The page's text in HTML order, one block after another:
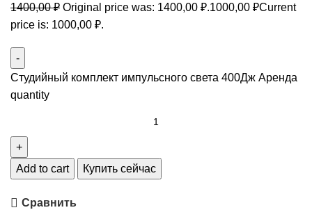
1400,00₽ Original price was: 1400,00 ₽.1000,00 ₽Current
price is: 1000,00 ₽.
Студийный комплект импульсного света 400Дж Аренда
quantity
Add to cart Купить сейчас
Сравнить